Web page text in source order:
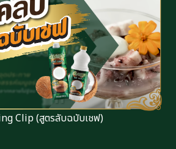
Clip (สูตรลับฉบับเชฟ)